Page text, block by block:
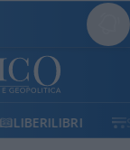
LIBERILIBRI